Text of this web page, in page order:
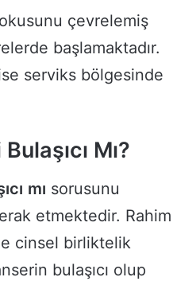
çevrelemiş
başlamaktadır.
serviks bölgesinde
Mı?
mı sorusunu
etmektedir. Rahim
cinsel birliktelik
bulaşıcı olup